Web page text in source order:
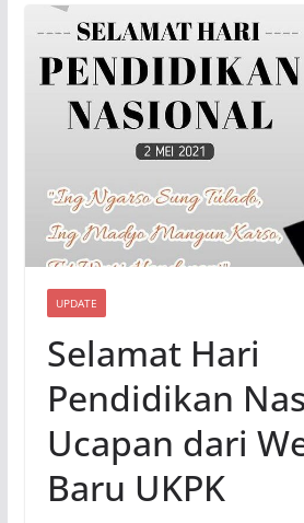
UPDATE
Selamat Hari
Pendidikan
Ucapan dari
Baru UKPK